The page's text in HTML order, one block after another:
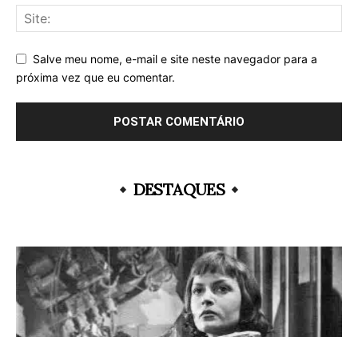
Salve meu nome, e-mail e site neste navegador para a
próxima vez que eu comentar.
DESTAQUES